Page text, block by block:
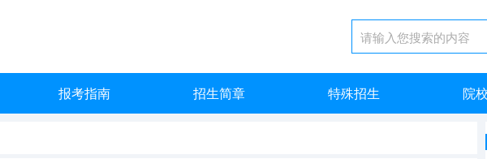
报考指南 招生简章 特殊招生 院